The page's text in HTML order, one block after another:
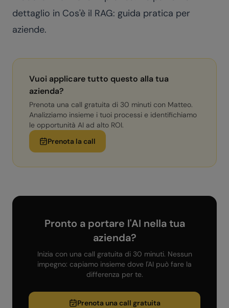
dettaglio in Cos'è il RAG: guida pratica per
aziende.
Vuoi applicare tutto questo alla tua
azienda?
Prenota una call gratuita di 30 minuti con Matteo.
Analizziamo insieme i tuoi processi e identifichiamo
le opportunità AI ad alto ROI.
Prenota la call
Pronto a portare l'AI nella tua
azienda?
Inizia con una call gratuita di 30 minuti. Nessun
impegno: capiamo insieme dove l'AI può fare la
differenza per te.
Prenota una call gratuita